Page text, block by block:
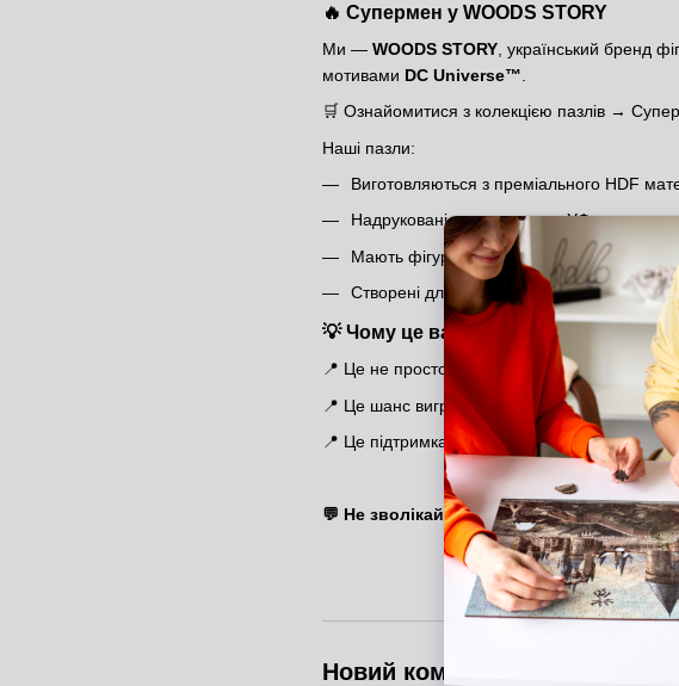
🔥 Супермен у WOODS STORY
Ми — WOODS STORY , український бренд
мотивами DC Universe™
🛒 Ознайомитися з колекцією пазлів →
Наші пазли:
Виготовляються з преміального HDF
Надруковані за допомогою УФ-друку
Мають фігурні елементи та сюжетні
Створені для колекціонерів, фанатів та
💡 Чому це варто не пропустити?
📍 Це не просто розіграш — це частина
📍 Це шанс виграти авторський продукт
📍 Це підтримка локального виробника, що
💬 Не зволікай — бери участь у
Новий коментар